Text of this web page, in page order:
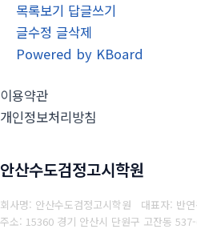
목록보기 답글쓰기
글수정 글삭제
Powered by KBoard
이용약관
개인정보처리방침
안산수도검정고시학원
회사명: 안산수도검정고시학원 대표자: 반
주소: 15360 경기 안산시 단원구 고잔동